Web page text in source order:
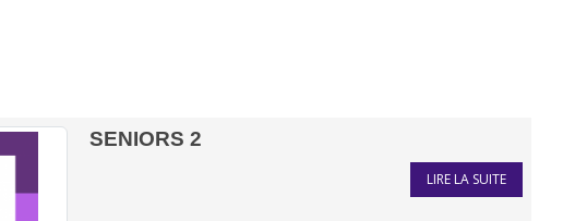
SENIORS 2
LIRE LA SUITE